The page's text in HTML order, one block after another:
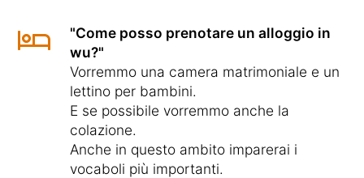
"Come posso prenotare un alloggio in
wu?"
Vorremmo una camera matrimoniale e un
lettino per bambini.
E se possibile vorremmo anche la
colazione.
Anche in questo ambito imparerai i
vocaboli più importanti.